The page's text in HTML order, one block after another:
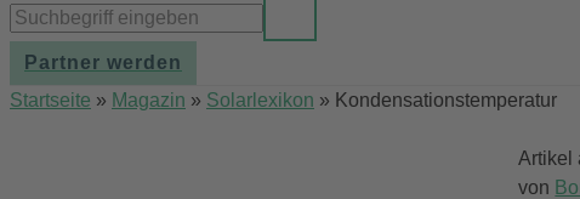
Partner werden
Startseite » Magazin » Solarlexikon » Kondensationstemperatur
Artikel
von